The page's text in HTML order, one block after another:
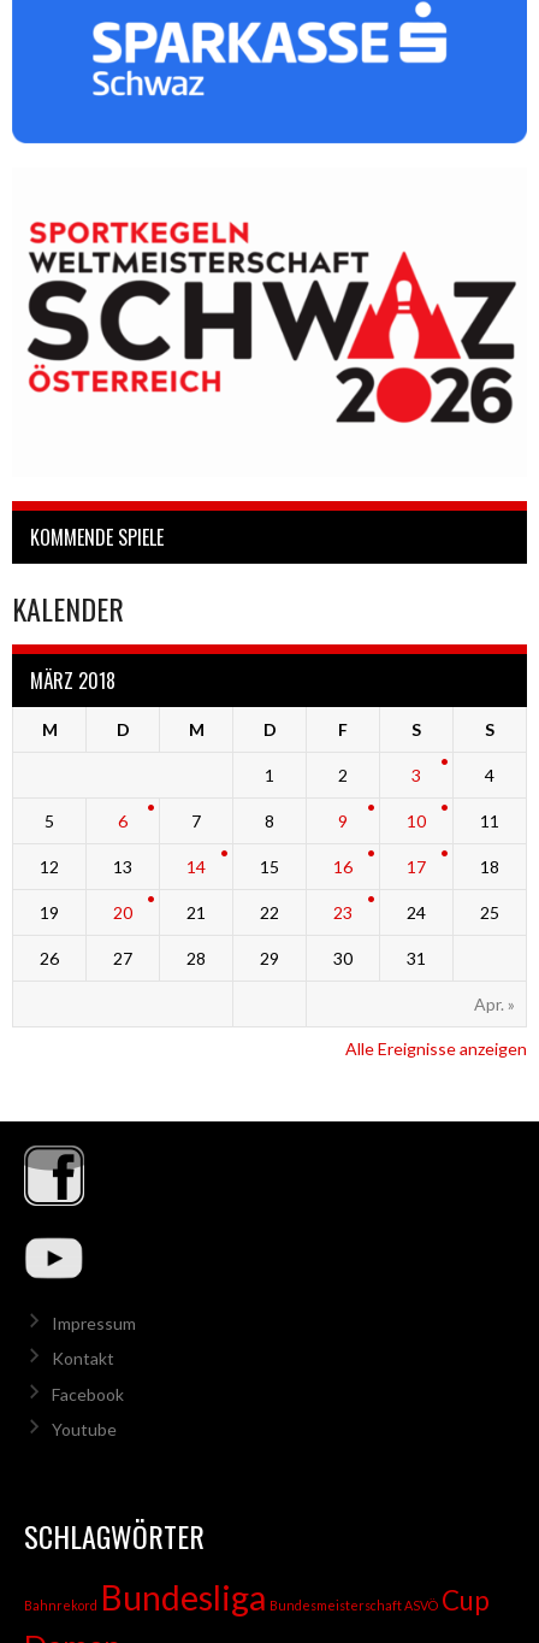
KOMMENDE SPIELE
KALENDER
MÄRZ 2018
M D M D F S S
Apr. »
1 2 3 4
5 6 7 8 9 10 11
12 13 14 15 16 17 18
19 20 21 22 23 24 25
26 27 28 29 30 31
Alle Ereignisse anzeigen
Impressum
Kontakt
Facebook
Youtube
SCHLAGWÖRTER
Bahnrekord Bundesliga Bundesmeisterschaft ASVÖ Cup